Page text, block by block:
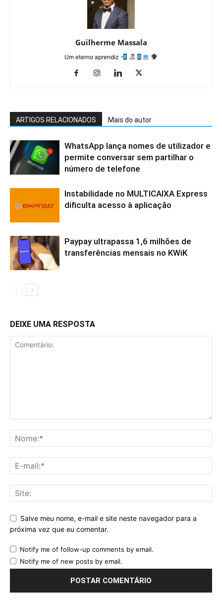
Guilherme Massala
Um eterno aprendiz
ARTIGOS RELACIONADOS Mais do autor
WhatsApp lança nomes de utilizador e
permite conversar sem partilhar o
número de telefone
Instabilidade no MULTICAIXA Express
dificulta acesso à aplicação
Paypay ultrapassa 1,6 milhões de
transferências mensais no KWiK
DEIXE UMA RESPOSTA
Salve meu nome, e-mail e site neste navegador para a
próxima vez que eu comentar.
Notify me of follow-up comments by email.
Notify me of new posts by email.